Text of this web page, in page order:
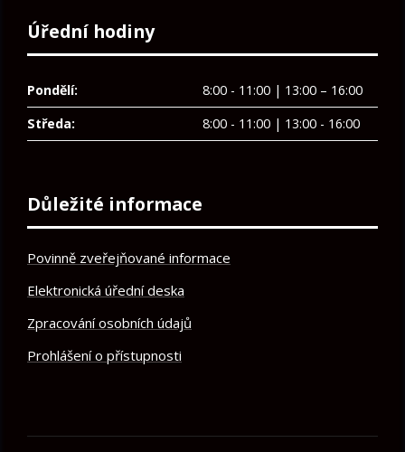
Úřední hodiny
Pondělí:
8:00 - 11:00 | 13:00 – 16:00
Středa:
8:00 - 11:00 | 13:00 - 16:00
Důležité informace
Povinně zveřejňované informace
Elektronická úřední deska
Zpracování osobních údajů
Prohlášení o přístupnosti